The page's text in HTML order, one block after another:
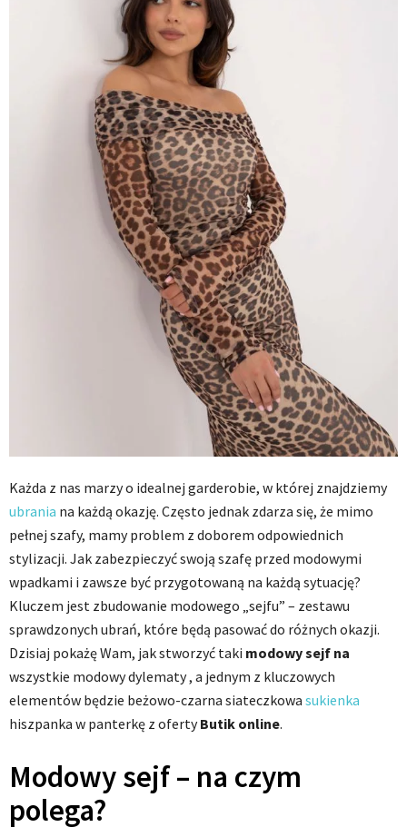
Każda z nas marzy o idealnej garderobie, w której znajdziemy
ubrania na każdą okazję. Często jednak zdarza się, że mimo
pełnej szafy, mamy problem z doborem odpowiednich
stylizacji. Jak zabezpieczyć swoją szafę przed modowymi
wpadkami i zawsze być przygotowaną na każdą sytuację?
Kluczem jest zbudowanie modowego „sejfu” – zestawu
sprawdzonych ubrań, które będą pasować do różnych okazji.
Dzisiaj pokażę Wam, jak stworzyć taki modowy sejf na
wszystkie modowy dylematy , a jednym z kluczowych
elementów będzie beżowo-czarna siateczkowa sukienka
hiszpanka w panterkę z ofertyButik online.
Modowy sejf – na czym
polega?